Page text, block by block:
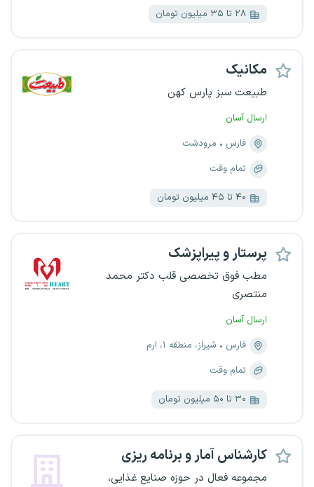
۲۸ تا ۳۵ میلیون تومان
مکانیک
طبیعت سبز پارس کهن
ارسال آسان
فارس
مرودشت
تمام وقت
۴۰ تا ۴۵ میلیون تومان
پرستار و پیراپزشک
مطب فوق تخصصی قلب دکتر محمد
منتصری
ارسال آسان
فارس
شیراز، منطقه ۱، ارم
تمام وقت
۳۰ تا ۵۰ میلیون تومان
کارشناس آمار و برنامه ریزی
مجموعه فعال در حوزه صنایع غذایی،